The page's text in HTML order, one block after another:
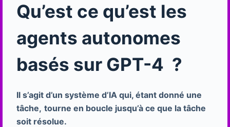
Qu’est ce qu’est les
agents autonomes
basés sur GPT-4 ?
Il s’agit d’un système d’IA qui, étant donné une
tâche, tourne en boucle jusqu’à ce que la tâche
soit résolue.